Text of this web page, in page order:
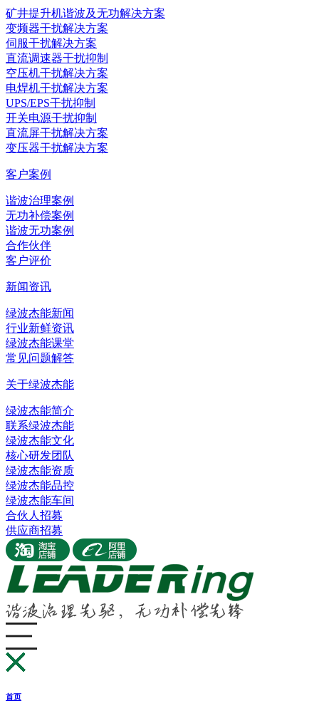
矿井提升机谐波及无功解决方案
变频器干扰解决方案
伺服干扰解决方案
直流调速器干扰抑制
空压机干扰解决方案
电焊机干扰解决方案
UPS/EPS干扰抑制
开关电源干扰抑制
直流屏干扰解决方案
变压器干扰解决方案
客户案例
谐波治理案例
无功补偿案例
谐波无功案例
合作伙伴
客户评价
新闻资讯
绿波杰能新闻
行业新鲜资讯
绿波杰能课堂
常见问题解答
关于绿波杰能
绿波杰能简介
联系绿波杰能
绿波杰能文化
核心研发团队
绿波杰能资质
绿波杰能品控
绿波杰能车间
合伙人招募
供应商招募
首页